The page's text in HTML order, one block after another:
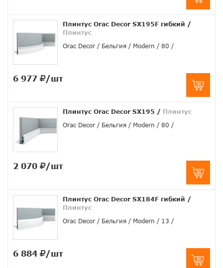
Плинтус Orac Decor SX195F гибкий /
Плинтус
Orac Decor
Бельгия Modern 80
6 977 /шт
Плинтус Orac Decor SX195 / Плинтус
Orac Decor
Бельгия Modern 80
2 070 /шт
Плинтус Orac Decor SX184F гибкий /
Плинтус
Orac Decor
Бельгия Modern 13
6 884 /шт